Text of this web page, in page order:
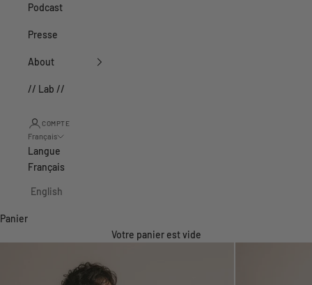
Podcast
Presse
About
// Lab //
COMPTE
Français
Langue
Français
English
Panier
Votre panier est vide